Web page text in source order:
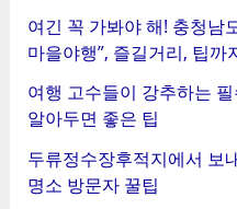
여긴 꼭 가봐야 해! 충청남
마을야행”, 즐길거리, 팁까
여행 고수들이 강추하는
알아두면 좋은 팁
두류정수장후적지에서 보
명소 방문자 꿀팁